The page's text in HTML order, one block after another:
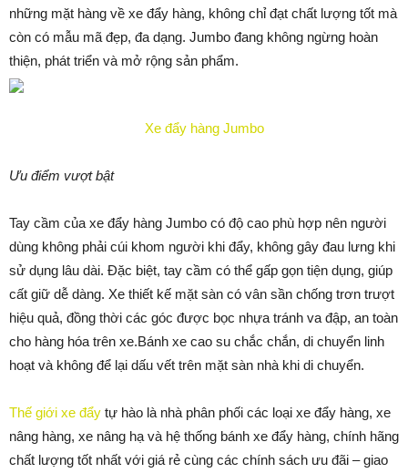
những mặt hàng về xe đẩy hàng, không chỉ đạt chất lượng tốt mà
còn có mẫu mã đẹp, đa dạng. Jumbo đang không ngừng hoàn
thiện, phát triển và mở rộng sản phẩm.
Xe đẩy hàng Jumbo
Ưu điểm vượt bật
Tay cầm của xe đẩy hàng Jumbo có độ cao phù hợp nên người
dùng không phải cúi khom người khi đẩy, không gây đau lưng khi
sử dụng lâu dài. Đặc biệt, tay cầm có thể gấp gọn tiện dụng, giúp
cất giữ dễ dàng. Xe thiết kế mặt sàn có vân sần chống trơn trượt
hiệu quả, đồng thời các góc được bọc nhựa tránh va đập, an toàn
cho hàng hóa trên xe.Bánh xe cao su chắc chắn, di chuyển linh
hoạt và không để lại dấu vết trên mặt sàn nhà khi di chuyển.
Thế giới xe đẩy tự hào là nhà phân phối các loại xe đẩy hàng, xe
nâng hàng, xe nâng hạ và hệ thống bánh xe đẩy hàng, chính hãng
chất lượng tốt nhất với giá rẻ cùng các chính sách ưu đãi – giao